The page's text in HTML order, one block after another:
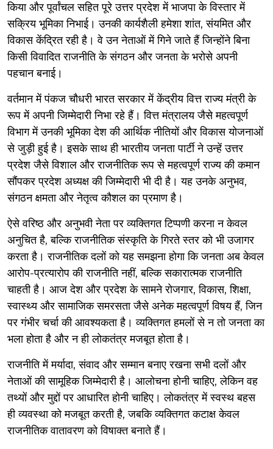
किया और पूर्वांचल सहित पूरे उत्तर प्रदेश में भाजपा के विस्तार में
सक्रिय भूमिका निभाई। उनकी कार्यशैली हमेशा शांत, संयमित और
विकास केंद्रित रही है। वे उन नेताओं में गिने जाते हैं जिन्होंने बिना
किसी विवादित राजनीति के संगठन और जनता के भरोसे अपनी
पहचान बनाई।
वर्तमान में पंकज चौधरी भारत सरकार में केंद्रीय वित्त राज्य मंत्री के
रूप में अपनी जिम्मेदारी निभा रहे हैं। वित्त मंत्रालय जैसे महत्वपूर्ण
विभाग में उनकी भूमिका देश की आर्थिक नीतियों और विकास योजनाओं
से जुड़ी हुई है। इसके साथ ही भारतीय जनता पार्टी ने उन्हें उत्तर
प्रदेश जैसे विशाल और राजनीतिक रूप से महत्वपूर्ण राज्य की कमान
सौंपकर प्रदेश अध्यक्ष की जिम्मेदारी भी दी है। यह उनके अनुभव,
संगठन क्षमता और नेतृत्व कौशल का प्रमाण है।
ऐसे वरिष्ठ और अनुभवी नेता पर व्यक्तिगत टिप्पणी करना न केवल
अनुचित है, बल्कि राजनीतिक संस्कृति के गिरते स्तर को भी उजागर
करता है। राजनीतिक दलों को यह समझना होगा कि जनता अब केवल
आरोप-प्रत्यारोप की राजनीति नहीं, बल्कि सकारात्मक राजनीति
चाहती है। आज देश और प्रदेश के सामने रोजगार, विकास, शिक्षा,
स्वास्थ्य और सामाजिक समरसता जैसे अनेक महत्वपूर्ण विषय हैं, जिन
पर गंभीर चर्चा की आवश्यकता है। व्यक्तिगत हमलों से न तो जनता का
भला होता है और न ही लोकतंत्र मजबूत होता है।
राजनीति में मर्यादा, संवाद और सम्मान बनाए रखना सभी दलों और
नेताओं की सामूहिक जिम्मेदारी है। आलोचना होनी चाहिए, लेकिन वह
तथ्यों और मुद्दों पर आधारित होनी चाहिए। लोकतंत्र में स्वस्थ बहस
ही व्यवस्था को मजबूत करती है, जबकि व्यक्तिगत कटाक्ष केवल
राजनीतिक वातावरण को विषाक्त बनाते हैं।